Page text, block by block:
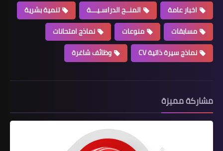
اخبار عامة المنــح الدراسـيـــة
تنمية بشرية
مسابقات
منوعات
نماذج امتحانات
نماذج سيرة ذاتية CV
وظائف شاغرة
مشاركة مميزة